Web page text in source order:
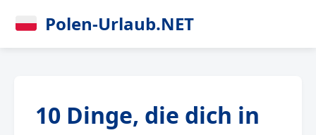
Polen-Urlaub.NET
10 Dinge, die dich in